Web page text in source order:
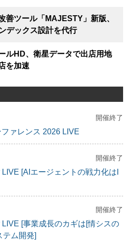
善ツール「MAJESTY」新版、
デックス設計を代行
ルHD、衛星データで出店用地
を加速
開催終了
ァレンス 2026 LIVE
開催終了
[AIエージェントの戦力化はI
開催終了
LIVE [事業成長のカギは[情シスの
テム開発]